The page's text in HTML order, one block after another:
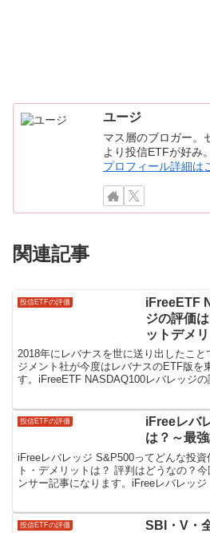
ユージ
マス層のブロガー。
より投信ETFが好み
プロフィール詳細は
関連記事
投信ETFの評価
iFreeETF
ジの評価
ットデメ
2018年にレバナスを世に送り出したこ
ジメント社が今度はレバナスのETF版を
す。iFreeETF NASDAQ100レバレッジ
投信ETFの評価
iFreeレバ
は？～最
iFreeレバレッジ S&P500ってどんな投
ト・デメリットは？ 評判はどうなの？
ンサー記事になります。iFreeレバレッジ
投信ETFの評価
SBI・V・